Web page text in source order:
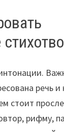
речь
стоит
рифму,